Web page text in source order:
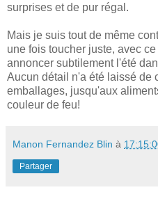
surprises et de pur régal.
Mais je suis tout de même
une fois toucher juste, avec
annoncer subtilement l'été
Aucun détail n'a été laissé de
emballages, jusqu'aux
couleur de feu!
Manon Fernandez Blin à
Partager